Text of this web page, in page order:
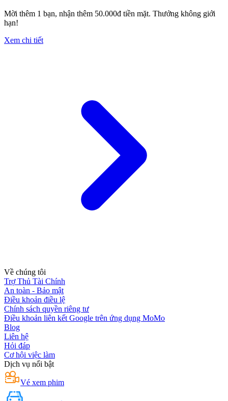
Mời thêm 1 bạn, nhận thêm 50.000đ tiền mặt. Thưởng không giới
hạn!
Xem chi tiết
Về chúng tôi
Trợ Thủ Tài Chính
An toàn - Bảo mật
Điều khoản điều lệ
Chính sách quyền riêng tư
Điều khoản liên kết Google trên ứng dụng MoMo
Blog
Liên hệ
Hỏi đáp
Cơ hội việc làm
Dịch vụ nổi bật
Vé xem phim